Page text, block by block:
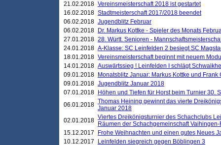
21.02.2018 Vereinsmeisterschaft 2018 ist gestartet
16.02.2018 Stadtmeisterschaft 2017/2018 beendet
06.02.2018 Jugendblitz Februar
06.02.2018
Dr. Markus Kottke - Spieler des Monats
27.01.2018 28. Württ. Senioren -
24.01.2018 A-Klasse: SC Leinfelden 2 besiegt SC
18.01.2018 Vereinsmeisterschaft beginnt mit neuem
14.01.2018 Auswärtssieg ! Leinfelden I schlägt
09.01.2018
Monatsblitz Januar: Markus Kottke und
09.01.2018 Jugendblitz Januar 2018
07.01.2018
Höhen und Tiefen für Horst beim Turnier 30.
06.01.2018 Thomas Heining gewinnt das vierte
Januar 2018
02.01.2018 Viertes Dreikönigsturnier des Schachclubs
Räumen der Schachgemeinschaft
15.12.2017
Frohe Weihnachten und einen gutes Neues
10.12.2017
Leinfelden siegreich gegen Böblingen 3